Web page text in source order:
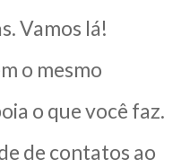
Vamos lá!
o mesmo
o que você faz.
de contatos ao